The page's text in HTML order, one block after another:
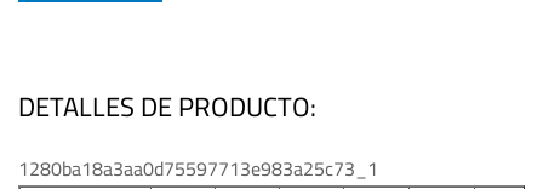
DETALLES DE PRODUCTO:
1280ba18a3aa0d75597713e983a25c73_1